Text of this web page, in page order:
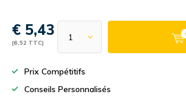
€ 5,43
(6,52 TTC)
Prix Compétitifs
Conseils Personnalisés